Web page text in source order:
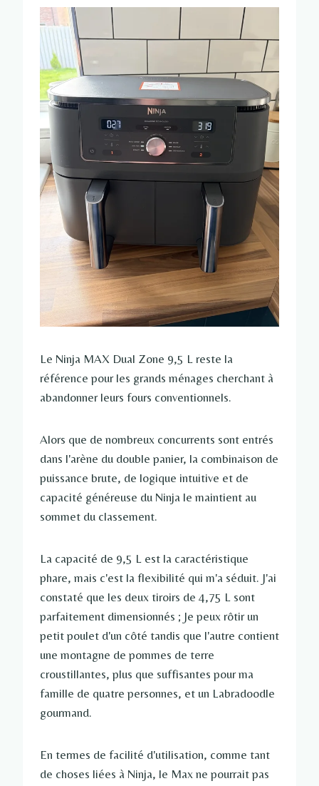
Le Ninja MAX Dual Zone 9,5 L reste la
référence pour les grands ménages cherchant à
abandonner leurs fours conventionnels.
Alors que de nombreux concurrents sont entrés
dans l'arène du double panier, la combinaison de
puissance brute, de logique intuitive et de
capacité généreuse du Ninja le maintient au
sommet du classement.
La capacité de 9,5 L est la caractéristique
phare, mais c'est la flexibilité qui m'a séduit. J'ai
constaté que les deux tiroirs de 4,75 L sont
parfaitement dimensionnés ; Je peux rôtir un
petit poulet d'un côté tandis que l'autre contient
une montagne de pommes de terre
croustillantes, plus que suffisantes pour ma
famille de quatre personnes, et un Labradoodle
gourmand.
En termes de facilité d'utilisation, comme tant
de choses liées à Ninja, le Max ne pourrait pas